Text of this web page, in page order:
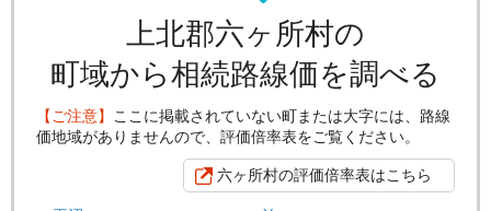
上北郡六ヶ所村の
町域から相続路線価を調べる
【ご注意】 ここに掲載されていない町または大字には、路線
価地域がありませんので、評価倍率表をご覧ください。
六ヶ所村の評価倍率表はこちら